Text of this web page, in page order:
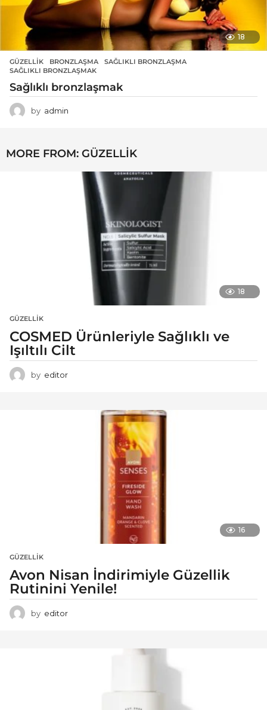
18
GÜZELLIK BRONZLAŞMA ,SAĞLIKLI BRONZLAŞMA
SAĞLIKLI BRONZLAŞMAK
Sağlıklı bronzlaşmak
by admin
MORE FROM: GÜZELLIK
18
GÜZELLIK
COSMED Ürünleriyle Sağlıklı ve
Işıltılı Cilt
by editor
16
GÜZELLIK
Avon Nisan İndirimiyle Güzellik
Rutinini Yenile!
by editor